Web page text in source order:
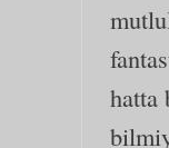
hatta